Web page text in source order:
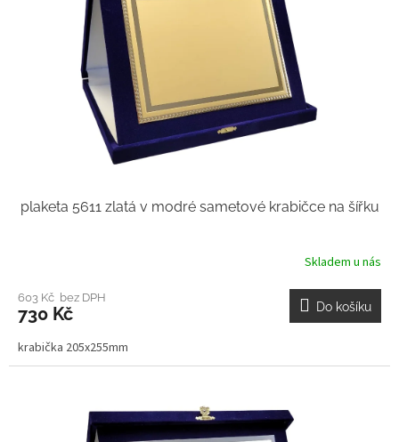
plaketa 5611 zlatá v modré sametové krabičce na šířku
Skladem u nás
603 Kč bez DPH
730 Kč Do košíku
krabička 205x255mm